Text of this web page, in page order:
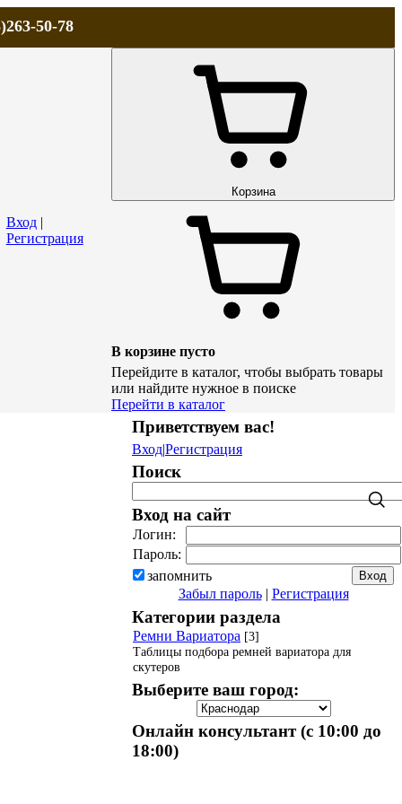
50-78
ДОСТАВКА
Вход|
Регистрация
Корзина
В корзине пусто
Перейдите в каталог, чтобы выбрать товары
или найдите нужное в поиске
Перейти в каталог
Приветствуем вас!
Вход|Регистрация
Поиск
Вход на сайт
Логин:
Пароль:
запомнить
Забыл пароль| Регистрация
Категории раздела
Ремни Вариатора [3]
Таблицы подбора ремней вариатора для
скутеров
Выберите ваш город:
Онлайн консультант (с 10:00 до
18:00)